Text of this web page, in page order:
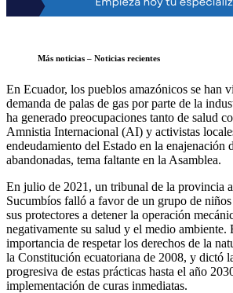
Más noticias – Noticias recientes
En Ecuador, los pueblos amazónicos se han
demanda de palas de gas por parte de la
ha generado preocupaciones tanto de salud
Amnistia Internacional (AI) y activistas
endeudamiento del Estado en la enajenación
abandonadas, tema faltante en la Asamblea.
En julio de 2021, un tribunal de la provincia
Sucumbíos falló a favor de un grupo de
sus protectores a detener la operación
negativamente su salud y el medio ambiente.
importancia de respetar los derechos de la
la Constitución ecuatoriana de 2008, y dictó
progresiva de estas prácticas hasta el año
implementación de curas inmediatas.